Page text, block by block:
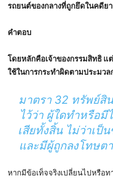
รถยนต์ของกลางที่ถูกยึดในคดีย
คำตอบ
โดยหลักคือเจ้าของกรรมสิทธิ
ใช้ในการกระทำผิดตามประมว
มาตรา 32 ทรัพย์
ไว้ว่า ผู้ใดทำหรือมี
เสียทั้งสิ้น ไม่ว่าเป็
และมีผู้ถูกลงโทษต
หากมีข้อเท็จจริงเปลี่ยนไปหรือ